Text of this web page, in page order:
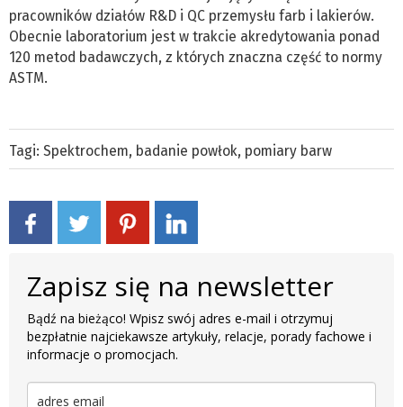
pracowników działów R&D i QC przemysłu farb i lakierów.
Obecnie laboratorium jest w trakcie akredytowania ponad
120 metod badawczych, z których znaczna część to normy
ASTM.
Tagi: Spektrochem, badanie powłok, pomiary barw
Zapisz się na newsletter
Bądź na bieżąco! Wpisz swój adres e-mail i otrzymuj
bezpłatnie najciekawsze artykuły, relacje, porady fachowe i
informacje o promocjach.